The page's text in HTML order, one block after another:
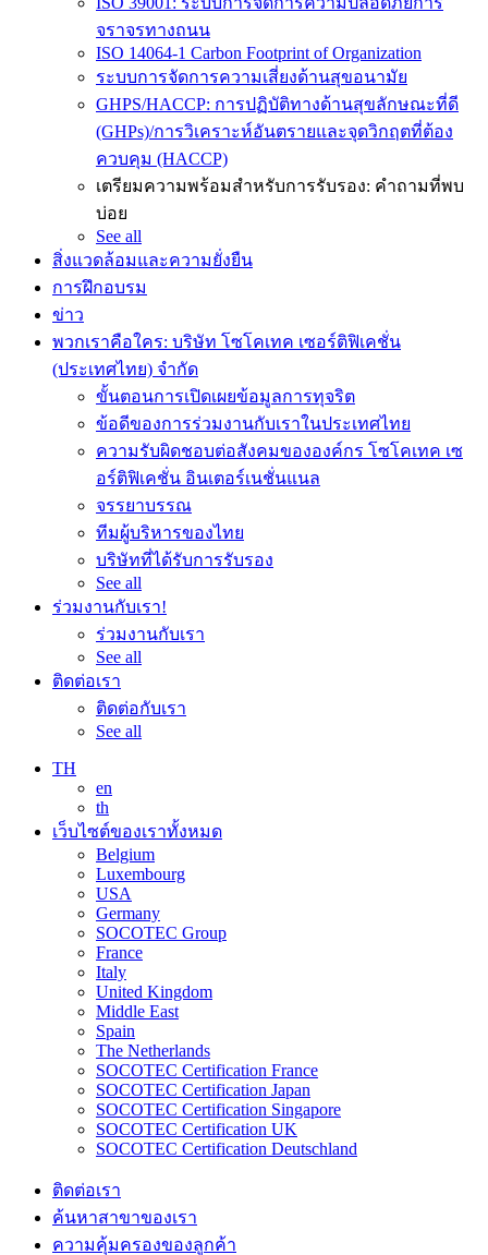
จราจรทางถนน
ISO 14064-1 Carbon Footprint of Organization
ระบบการจัดการความเสี่ยงด้านสุขอนามัย
GHPS/HACCP: การปฏิบัติทางด้านสุขลักษณะที่ดี
(GHPs)/การวิเคราะห์อันตรายและจุดวิกฤตที่ต้อง
ควบคุม (HACCP)
เตรียมความพร้อมสำหรับการรับรอง: คำถามที่พบ
บ่อย
See all
สิ่งแวดล้อมและความยั่งยืน
การฝึกอบรม
ข่าว
พวกเราคือใคร: บริษัท โซโคเทค เซอร์ติฟิเคชั่น
(ประเทศไทย) จำกัด
ขั้นตอนการเปิดเผยข้อมูลการทุจริต
ข้อดีของการร่วมงานกับเราในประเทศไทย
ความรับผิดชอบต่อสังคมขององค์กร โซโคเทค เซ
อร์ติฟิเคชั่น อินเตอร์เนชั่นแนล
จรรยาบรรณ
ทีมผู้บริหารของไทย
บริษัทที่ได้รับการรับรอง
See all
ร่วมงานกับเรา!
ร่วมงานกับเรา
See all
ติดต่อเรา
ติดต่อกับเรา
See all
TH
en
th
เว็บไซต์ของเราทั้งหมด
Belgium
Luxembourg
USA
Germany
SOCOTEC Group
France
Italy
United Kingdom
Middle East
Spain
The Netherlands
SOCOTEC Certification France
SOCOTEC Certification Japan
SOCOTEC Certification Singapore
SOCOTEC Certification UK
SOCOTEC Certification Deutschland
ติดต่อเรา
ค้นหาสาขาของเรา
ความคุ้มครองของลูกค้า